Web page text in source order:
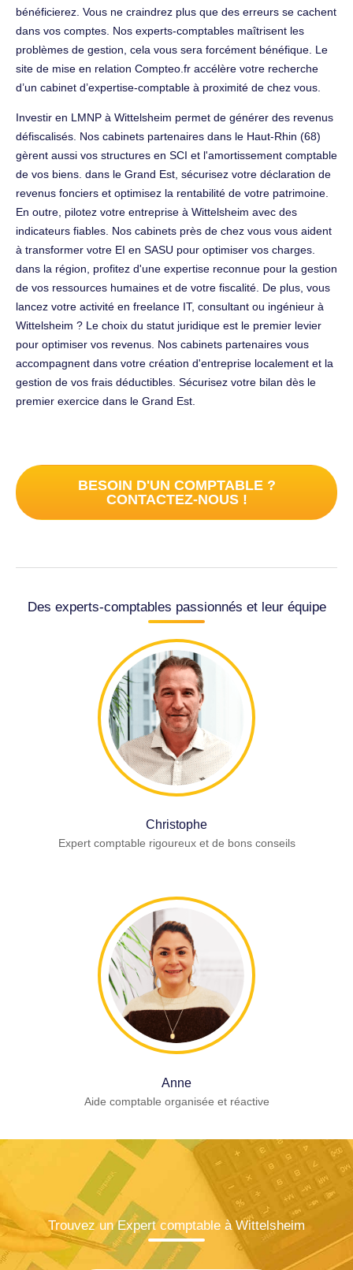
bénéficierez. Vous ne craindrez plus que des erreurs se cachent
dans vos comptes. Nos experts-comptables maîtrisent les
problèmes de gestion, cela vous sera forcément bénéfique. Le
site de mise en relation Compteo.fr accélère votre recherche
d’un cabinet d’expertise-comptable à proximité de chez vous.
Investir en LMNP à Wittelsheim permet de générer des revenus
défiscalisés. Nos cabinets partenaires dans le Haut-Rhin (68)
gèrent aussi vos structures en SCI et l'amortissement comptable
de vos biens. dans le Grand Est, sécurisez votre déclaration de
revenus fonciers et optimisez la rentabilité de votre patrimoine.
En outre, pilotez votre entreprise à Wittelsheim avec des
indicateurs fiables. Nos cabinets près de chez vous vous aident
à transformer votre EI en SASU pour optimiser vos charges.
dans la région, profitez d'une expertise reconnue pour la gestion
de vos ressources humaines et de votre fiscalité. De plus, vous
lancez votre activité en freelance IT, consultant ou ingénieur à
Wittelsheim ? Le choix du statut juridique est le premier levier
pour optimiser vos revenus. Nos cabinets partenaires vous
accompagnent dans votre création d'entreprise localement et la
gestion de vos frais déductibles. Sécurisez votre bilan dès le
premier exercice dans le Grand Est.
BESOIN D'UN COMPTABLE ?
CONTACTEZ-NOUS !
Des experts-comptables passionnés et leur équipe
Christophe
Expert comptable rigoureux et de bons conseils
Anne
Aide comptable organisée et réactive
Trouvez un Expert comptable à Wittelsheim